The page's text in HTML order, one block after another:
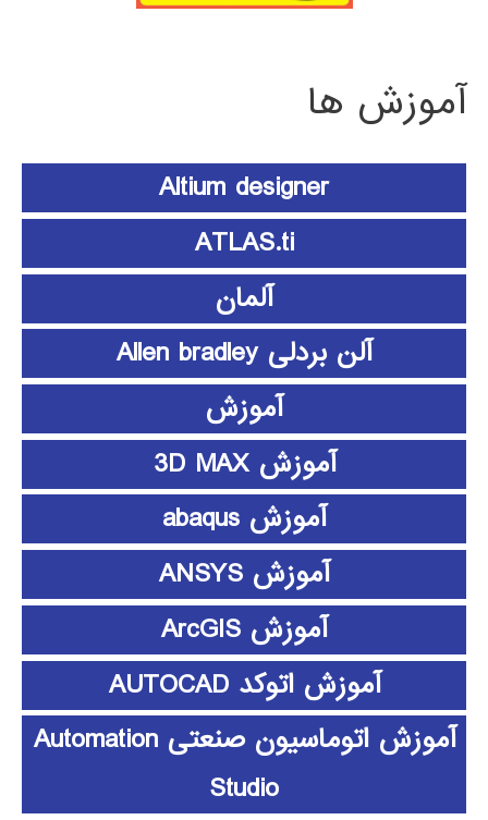
آموزش ها
Altium designer
ATLAS.ti
آلمان
آلن بردلی Allen bradley
آموزش
آموزش 3D MAX
آموزش abaqus
آموزش ANSYS
آموزش ArcGIS
آموزش اتوکد AUTOCAD
آموزش اتوماسیون صنعتی Automation
Studio